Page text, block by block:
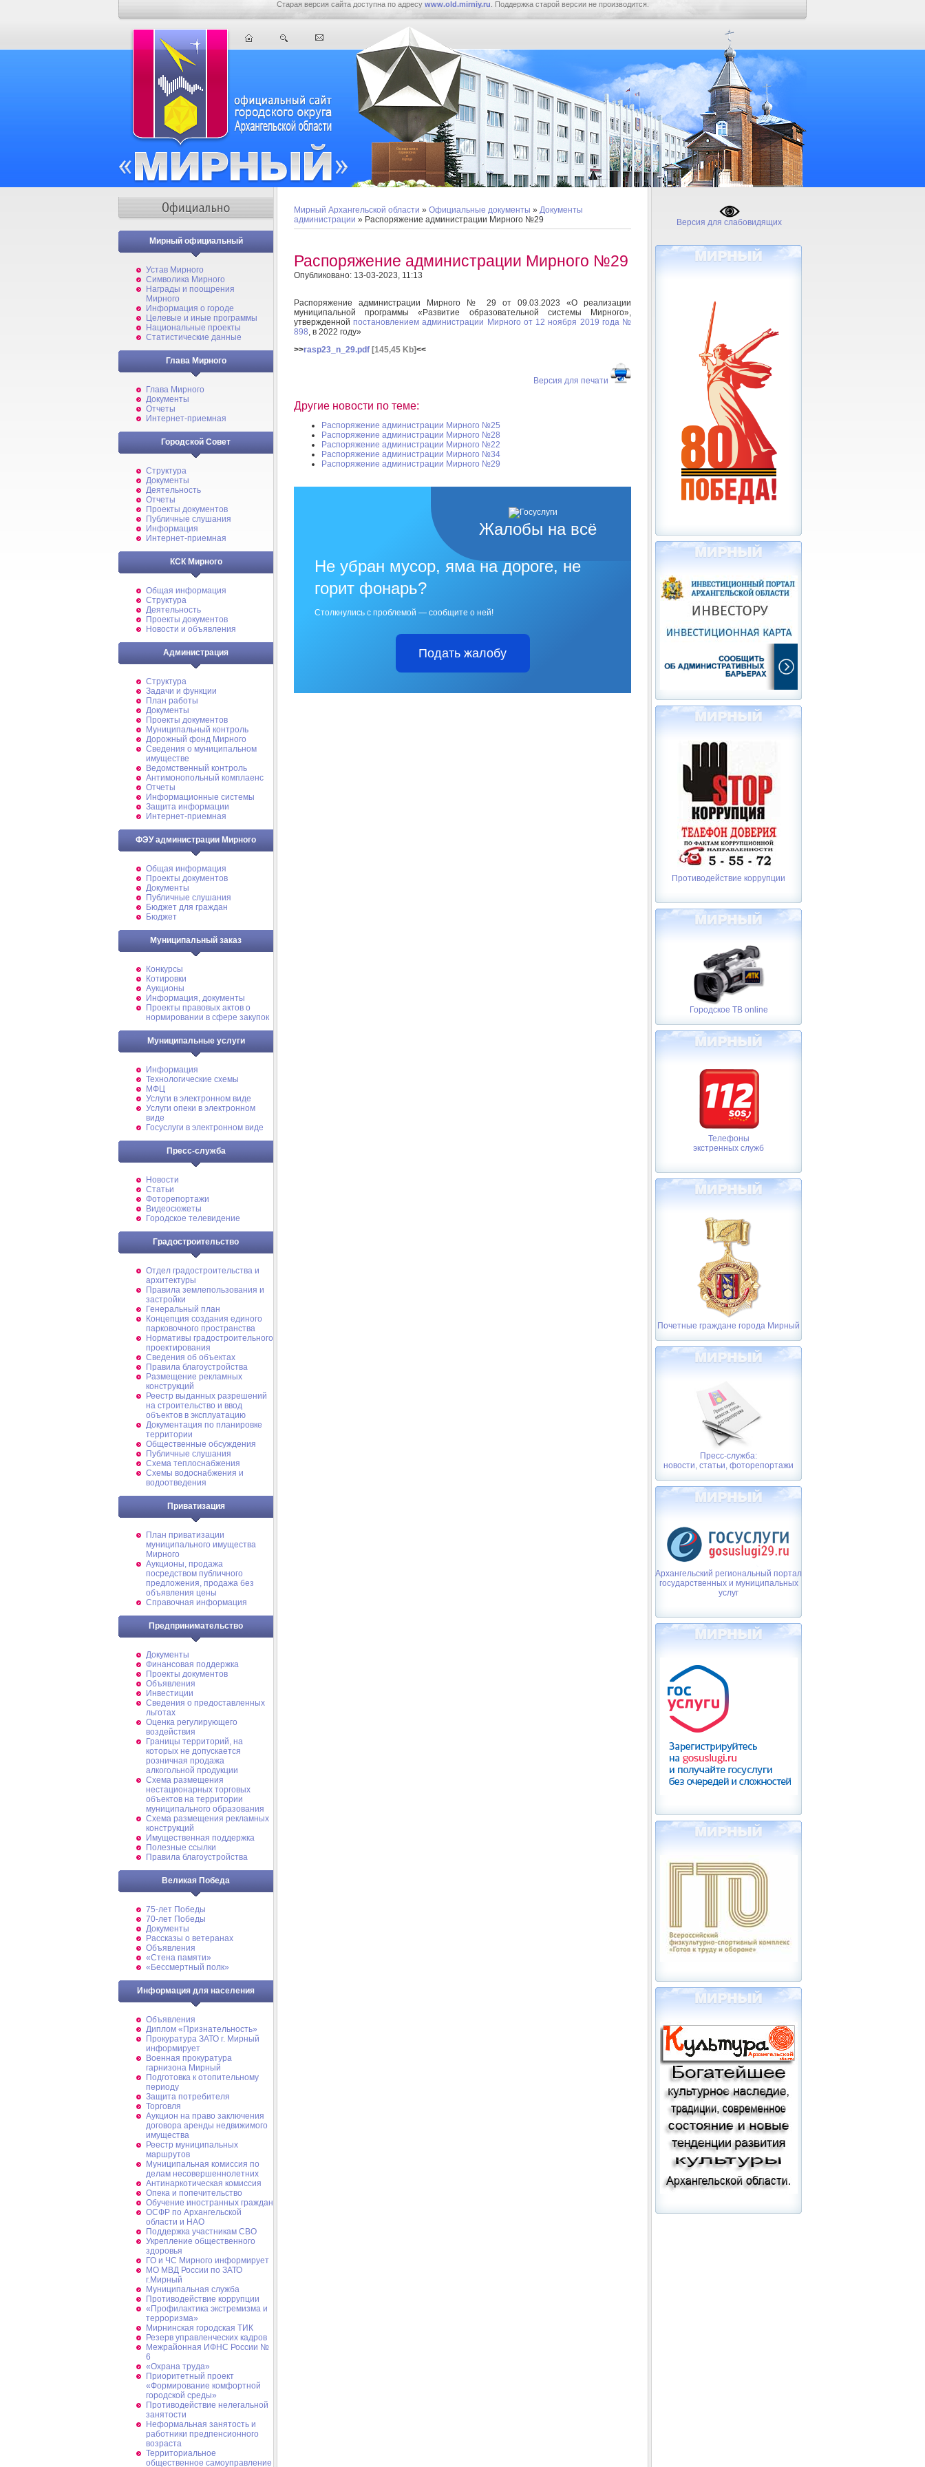
Старая версия сайта доступна по адресу www.old.mirniy.ru . Поддержка старой версии не производится.
Мирный официальный
Устав Мирного
Символика Мирного
Награды и поощрения
Мирного
Информация о городе
Целевые и иные программы
Национальные проекты
Статистические данные
Глава Мирного
Глава Мирного
Документы
Отчеты
Интернет-приемная
Городской Совет
Структура
Документы
Деятельность
Отчеты
Проекты документов
Публичные слушания
Информация
Интернет-приемная
КСК Мирного
Общая информация
Структура
Деятельность
Проекты документов
Новости и объявления
Администрация
Структура
Задачи и функции
План работы
Документы
Проекты документов
Муниципальный контроль
Дорожный фонд Мирного
Cведения о муниципальном
имуществе
Ведомственный контроль
Антимонопольный комплаенс
Отчеты
Информационные системы
Защита информации
Интернет-приемная
ФЭУ администрации Мирного
Общая информация
Проекты документов
Документы
Публичные слушания
Бюджет для граждан
Бюджет
Муниципальный заказ
Конкурсы
Котировки
Аукционы
Информация, документы
Проекты правовых актов о
нормировании в сфере закупок
Муниципальные услуги
Информация
Технологические схемы
МФЦ
Услуги в электронном виде
Услуги опеки в электронном
виде
Госуслуги в электронном виде
Пресс-служба
Новости
Статьи
Фоторепортажи
Видеосюжеты
Городское телевидение
Градостроительство
Отдел градостроительства и
архитектуры
Правила землепользования и
застройки
Генеральный план
Концепция создания единого
парковочного пространства
Нормативы градостроительного
проектирования
Сведения об объектах
Правила благоустройства
Размещение рекламных
конструкций
Реестр выданных разрешений
на строительство и ввод
объектов в эксплуатацию
Документация по планировке
территории
Общественные обсуждения
Публичные слушания
Схема теплоснабжения
Схемы водоснабжения и
водоотведения
Приватизация
План приватизации
муниципального имущества
Мирного
Аукционы, продажа
посредством публичного
предложения, продажа без
объявления цены
Справочная информация
Предпринимательство
Документы
Финансовая поддержка
Проекты документов
Объявления
Инвестиции
Сведения о предоставленных
льготах
Оценка регулирующего
воздействия
Границы территорий, на
которых не допускается
розничная продажа
алкогольной продукции
Схема размещения
нестационарных торговых
объектов на территории
муниципального образования
Схема размещения рекламных
конструкций
Имущественная поддержка
Полезные ссылки
Правила благоустройства
Великая Победа
75-лет Победы
70-лет Победы
Документы
Рассказы о ветеранах
Объявления
«Стена памяти»
«Бессмертный полк»
Информация для населения
Объявления
Диплом «Признательность»
Прокуратура ЗАТО г. Мирный
информирует
Военная прокуратура
гарнизона Мирный
Подготовка к отопительному
периоду
Защита потребителя
Торговля
Аукцион на право заключения
договора аренды недвижимого
имущества
Реестр муниципальных
маршрутов
Муниципальная комиссия по
делам несовершеннолетних
Антинаркотическая комиссия
Опека и попечительство
Обучение иностранных граждан
ОСФР по Архангельской
области и НАО
Поддержка участникам СВО
Укрепление общественного
здоровья
ГО и ЧС Мирного информирует
МО МВД России по ЗАТО
г.Мирный
Муниципальная cлужба
Противодействие коррупции
«Профилактика экстремизма и
терроризма»
Мирнинская городская ТИК
Резерв управленческих кадров
Межрайонная ИФНС России №
6
«Охрана труда»
Приоритетный проект
«Формирование комфортной
городской среды»
Противодействие нелегальной
занятости
Неформальная занятость и
работники предпенсионного
возраста
Территориальное
общественное самоуправление
Мирный Архангельской области » Официальные документы » Документы
администрации » Распоряжение администрации Мирного №29
Распоряжение администрации Мирного №29
Опубликовано: 13-03-2023, 11:13
Распоряжение администрации Мирного № 29 от 09.03.2023 «О реализации
муниципальной программы «Развитие образовательной системы Мирного»,
утвержденнойпостановлением администрации Мирного от 12 ноября 2019 года №
898, в 2022 году»
>>rasp23_n_29.pdf [145,45 Kb]<<
Версия для печати
Другие новости по теме:
Распоряжение администрации Мирного №25
Распоряжение администрации Мирного №28
Распоряжение администрации Мирного №22
Распоряжение администрации Мирного №34
Распоряжение администрации Мирного №29
Жалобы на всё
Не убран мусор, яма на дороге, не
горит фонарь?
Столкнулись с проблемой — сообщите о ней!
Подать жалобу
Версия для слабовидящих
Противодействие коррупции
Городское ТВ online
Телефоны
экстренных служб
Почетные граждане города Мирный
Пресс-служба:
новости, статьи, фоторепортажи
Архангельский региональный портал
государственных и муниципальных
услуг